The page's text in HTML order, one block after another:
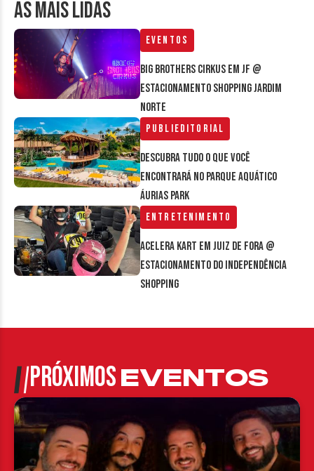
AS MAIS LIDAS
Eventos
Big Brothers Cirkus em JF @
estacionamento Shopping Jardim
Norte
Publieditorial
Descubra tudo o que você
encontrará no parque aquático
Áurias Park
Entretenimento
Acelera Kart em Juiz de Fora @
estacionamento do Independência
Shopping
PRÓXIMOSEVENTOS